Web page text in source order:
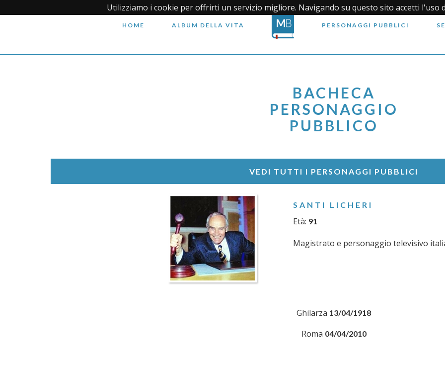
Utilizziamo i cookie per offrirti un servizio migliore. Navigando su questo sito accetti l'uso
HOME ALBUM DELLA VITA PERSONAGGI PUBBLICI
BACHECA
PERSONAGGIO
PUBBLICO
VEDI TUTTI I PERSONAGGI PUBBLICI
SANTI LICHERI
Età: 91
Magistrato e personaggio televisivo
Ghilarza 13/04/1918
Roma 04/04/2010